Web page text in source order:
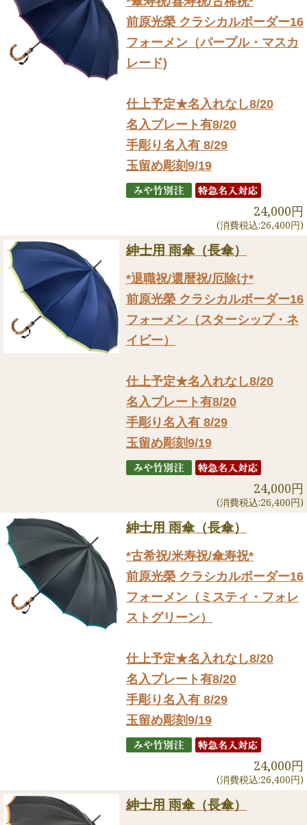
前原光榮 クラシカルボーダー16
フォーメン（パープル・マスカ
レード)
仕上予定★名入れなし8/20
名入プレート有8/20
手彫り名入有 8/29
玉留め彫刻9/19
24,000円
(消費税込:26,400円)
紳士用 雨傘（長傘）
*退職祝/還暦祝/厄除け*
前原光榮 クラシカルボーダー16
フォーメン（スターシップ・ネ
イビー）
仕上予定★名入れなし8/20
名入プレート有8/20
手彫り名入有 8/29
玉留め彫刻9/19
24,000円
(消費税込:26,400円)
紳士用 雨傘（長傘）
*古希祝/米寿祝/傘寿祝*
前原光榮 クラシカルボーダー16
フォーメン（ミスティ・フォレ
ストグリーン）
仕上予定★名入れなし8/20
名入プレート有8/20
手彫り名入有 8/29
玉留め彫刻9/19
24,000円
(消費税込:26,400円)
紳士用 雨傘（長傘）